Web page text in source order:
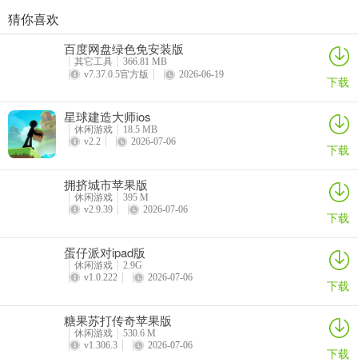
六、第五章
1、获取方法：跳箱子小游戏一直输到椅子出现，跳过椅子。
1、获取方法：游戏让你退出的时候点击所有的“是”。
2、在问答游戏的第三个问题选择“即时卡带”。
1、获取方法：在结尾选择“开始游戏”按钮。
月兔漫游苹果版
人力资源机器ios版
详情
宠物拯救传奇苹果版(Pet Rescue Saga)
鹅鸭杀苹果版
猜你喜欢
百度网盘绿色免安装版
其它工具
366.81 MB
v7.37.0.5官方版
2026-06-19 下载
星球建造大师ios
休闲游戏
18.5 MB
v2.2
2026-07-06 下载
拥挤城市苹果版
休闲游戏
395 M
v2.9.39
2026-07-06 下载
蛋仔派对ipad版
休闲游戏
2.9G
v1.0.222
2026-07-06 下载
糖果苏打传奇苹果版
休闲游戏
530.6 M
v1.306.3
2026-07-06 下载